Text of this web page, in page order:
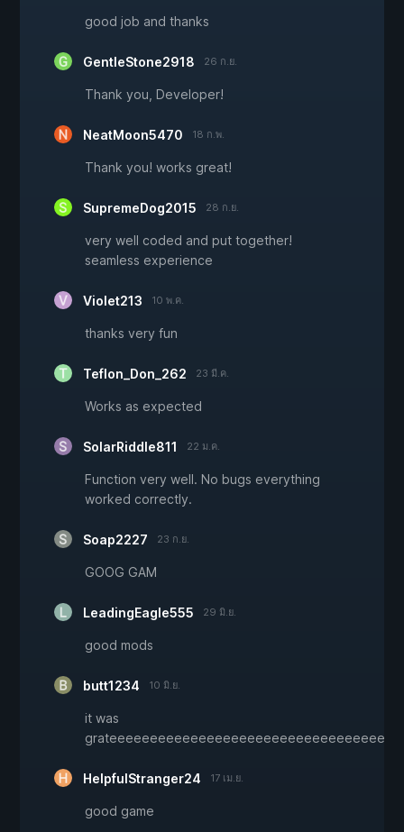
good job and thanks
GentleStone2918 26 ก.ย.
Thank you, Developer!
NeatMoon5470 18 ก.พ.
Thank you! works great!
SupremeDog2015 28 ก.ย.
very well coded and put together!
seamless experience
Violet213 10 พ.ค.
thanks very fun
Teflon_Don_262 23 มี.ค.
Works as expected
SolarRiddle811 22 ม.ค.
Function very well. No bugs everything
worked correctly.
Soap2227 23 ก.ย.
GOOG GAM
LeadingEagle555 29 มิ.ย.
good mods
butt1234 10 มิ.ย.
it was
HelpfulStranger24 17 เม.ย.
good game